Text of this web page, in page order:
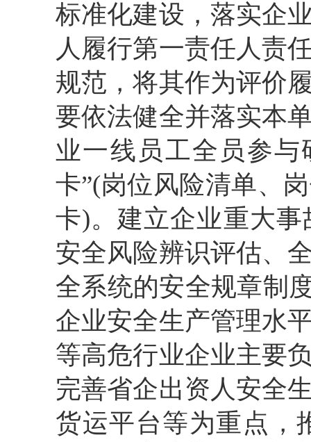
标准化建设，落实企
人履行第一责任人责
规范，将其作为评价
要依法健全并落实本
业一线员工全员参
卡”(岗位风险清单、
卡)。建立企业重大
安全风险辨识评估、
全系统的安全规章制
企业安全生产管理水
等高危行业企业主要
完善省企出资人安全
货运平台等为重点，